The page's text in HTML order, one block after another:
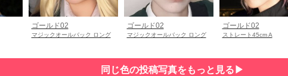
ゴールド02
マジックオールバック ロング
ゴールド02
マジックオールバック ロング
ゴールド02
ストレート45cm A